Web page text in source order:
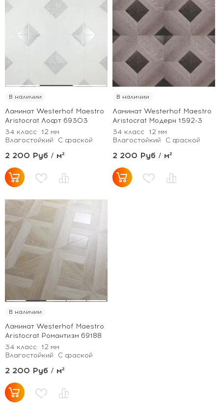
В наличии
Ламинат Westerhof Maestro
Aristocrat Лофт 69303
34 класс
12 мм
Влагостойкий
С фаской
2 200 Руб / м²
В наличии
Ламинат Westerhof Maestro
Aristocrat Модерн 1592-3
34 класс
12 мм
Влагостойкий
С фаской
2 200 Руб / м²
В наличии
Ламинат Westerhof Maestro
Aristocrat Романтизм 69188
34 класс
12 мм
Влагостойкий
С фаской
2 200 Руб / м²